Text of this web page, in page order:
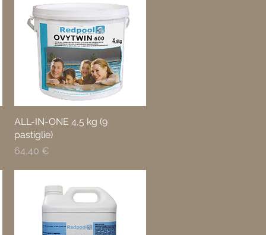
ALL-IN-ONE 4,5 kg (9
pastiglie)
Prezzo
64,40 €